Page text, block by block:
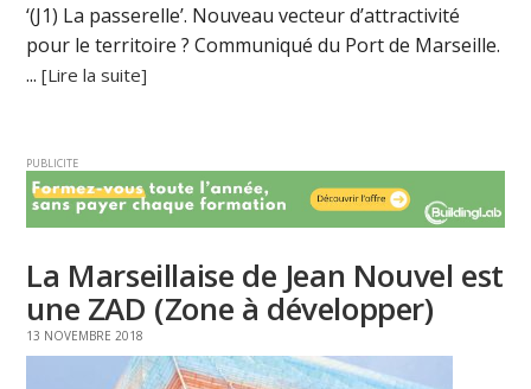
‘(J1) La passerelle’. Nouveau vecteur d’attractivité
pour le territoire ? Communiqué du Port de Marseille.
...[Lire la suite]
PUBLICITE
La Marseillaise de Jean Nouvel est
une ZAD (Zone à développer)
13 NOVEMBRE 2018